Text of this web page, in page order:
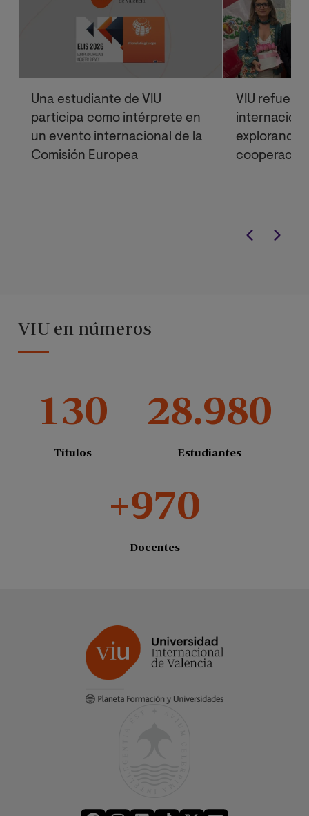
Una estudiante de VIU
participa como intérprete en
un evento internacional de la
Comisión Europea
VIU
explorando
VIU en números
130
Títulos
28.980
Estudiantes
+970
Docentes